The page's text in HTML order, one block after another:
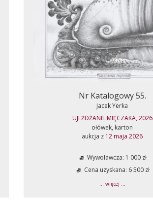
Nr Katalogowy 55.
Jacek Yerka
UJEŻDŻANIE MIĘCZAKA, 2026
ołówek, karton
aukcja z 12 maja 2026
Wywoławcza: 1 000 zł
Cena uzyskana: 6 500 zł
... więcej ...